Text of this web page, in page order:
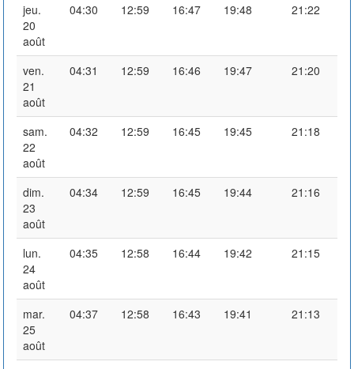
jeu.
20
août
04:30 12:59 16:47 19:48 21:22
ven.
21
août
04:31 12:59 16:46 19:47 21:20
sam.
22
août
04:32 12:59 16:45 19:45 21:18
dim.
23
août
04:34 12:59 16:45 19:44 21:16
lun.
24
août
04:35 12:58 16:44 19:42 21:15
mar.
25
août
04:37 12:58 16:43 19:41 21:13